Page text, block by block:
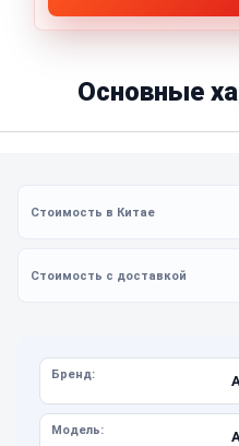
Основные
Бренд:
Модель: